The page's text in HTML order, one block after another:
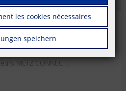
de technologie de
METZ CONNECT.
les cookies nécessaires
speichern